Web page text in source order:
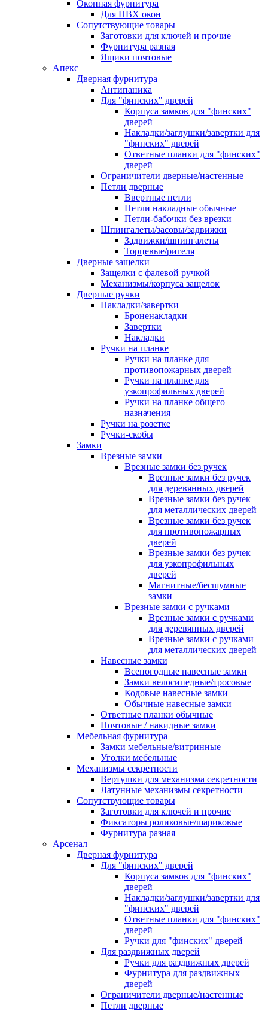
Оконная фурнитура
Для ПВХ окон
Сопутствующие товары
Заготовки для ключей и прочие
Фурнитура разная
Ящики почтовые
Апекс
Дверная фурнитура
Антипаника
Для "финских" дверей
Корпуса замков для "финских"
дверей
Накладки/заглушки/завертки для
"финских" дверей
Ответные планки для "финских"
дверей
Ограничители дверные/настенные
Петли дверные
Ввертные петли
Петли накладные обычные
Петли-бабочки без врезки
Шпингалеты/засовы/задвижки
Задвижки/шпингалеты
Торцевые/ригеля
Дверные защелки
Защелки с фалевой ручкой
Механизмы/корпуса защелок
Дверные ручки
Накладки/завертки
Броненакладки
Завертки
Накладки
Ручки на планке
Ручки на планке для
противопожарных дверей
Ручки на планке для
узкопрофильных дверей
Ручки на планке общего
назначения
Ручки на розетке
Ручки-скобы
Замки
Врезные замки
Врезные замки без ручек
Врезные замки без ручек
для деревянных дверей
Врезные замки без ручек
для металлических дверей
Врезные замки без ручек
для противопожарных
дверей
Врезные замки без ручек
для узкопрофильных
дверей
Магнитные/бесшумные
замки
Врезные замки с ручками
Врезные замки с ручками
для деревянных дверей
Врезные замки с ручками
для металлических дверей
Навесные замки
Всепогодные навесные замки
Замки велосипедные/тросовые
Кодовые навесные замки
Обычные навесные замки
Ответные планки обычные
Почтовые / накидные замки
Мебельная фурнитура
Замки мебельные/витринные
Уголки мебельные
Механизмы секретности
Вертушки для механизма секретности
Латунные механизмы секретности
Сопутствующие товары
Заготовки для ключей и прочие
Фиксаторы роликовые/шариковые
Фурнитура разная
Арсенал
Дверная фурнитура
Для "финских" дверей
Корпуса замков для "финских"
дверей
Накладки/заглушки/завертки для
"финских" дверей
Ответные планки для "финских"
дверей
Ручки для "финских" дверей
Для раздвижных дверей
Ручки для раздвижных дверей
Фурнитура для раздвижных
дверей
Ограничители дверные/настенные
Петли дверные